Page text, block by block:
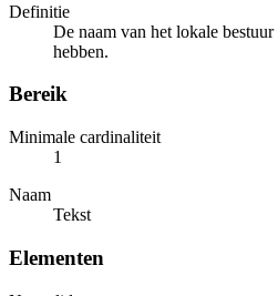
Definitie
De naam van het lokale
hebben.
Bereik
Minimale cardinaliteit
1
Naam
Tekst
Elementen